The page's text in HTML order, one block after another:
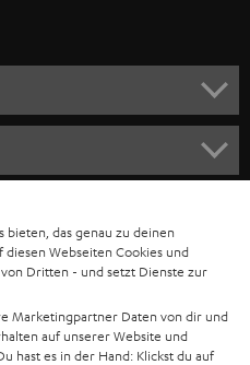
das genau zu deinen
diesen Webseiten Cookies und
Dritten - und setzt Dienste zur
Marketingpartner Daten von dir und
auf unserer Website und
hast es in der Hand: Klickst du auf